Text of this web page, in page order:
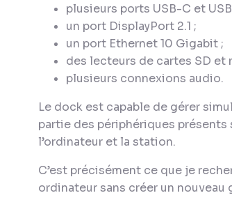
plusieurs ports USB-C et
un port DisplayPort 2.1 ;
un port Ethernet 10 Gigabit ;
des lecteurs de cartes SD et
plusieurs connexions audio.
Le dock est capable de gérer
partie des périphériques présents
l’ordinateur et la station.
C’est précisément ce que je
ordinateur sans créer un nouveau